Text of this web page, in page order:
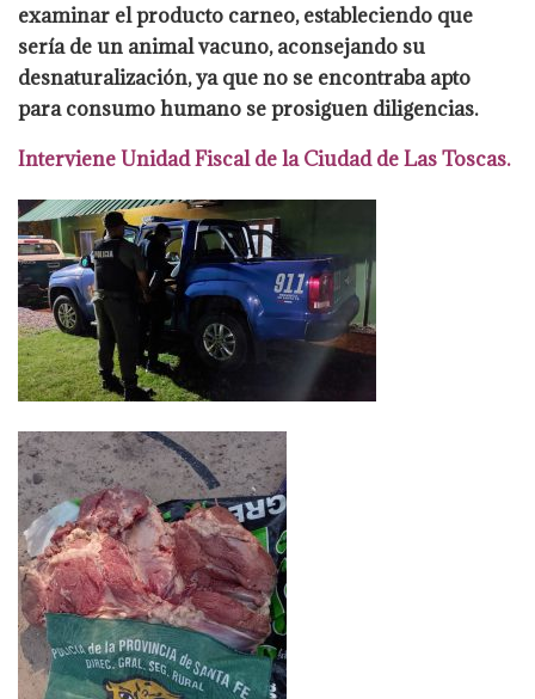
examinar el producto carneo, estableciendo que
sería de un animal vacuno, aconsejando su
desnaturalización, yaque no se encontraba apto
para consumo humano se prosiguen diligencias.
IntervieneUnidad Fiscal de la Ciudad de Las Toscas.